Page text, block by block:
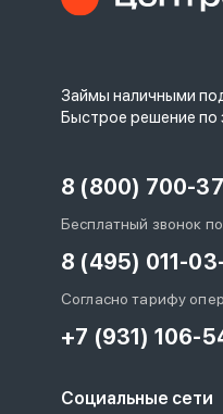
Займы наличными
Быстрое решение по
8 (800) 700-
Бесплатный звонок
8 (495) 011-
Согласно тарифу
+7 (931) 106-
Социальные сети